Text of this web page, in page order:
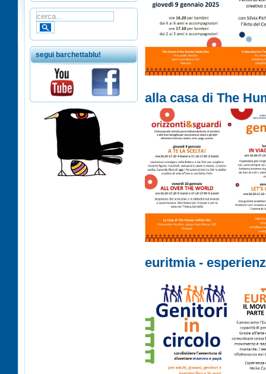
segui barchettablu!
alla casa di The
euritmia -